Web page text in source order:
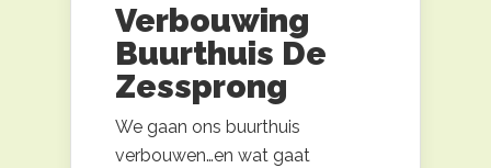
Verbouwing
Buurthuis De
Zessprong
We gaan ons buurthuis
verbouwen…en wat gaat